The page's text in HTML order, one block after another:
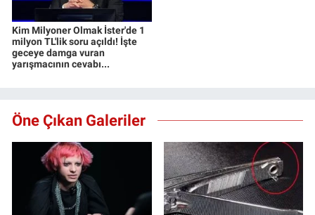
Kim Milyoner Olmak İster'de 1
milyon TL'lik soru açıldı! İşte
geceye damga vuran
yarışmacının cevabı...
Öne Çıkan Galeriler